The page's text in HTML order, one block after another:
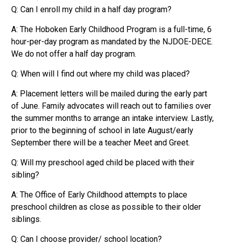
Q: Can I enroll my child in a half day program?
A: The Hoboken Early Childhood Program is a full-time, 6
hour-per-day program as mandated by the NJDOE-DECE.
We do not offer a half day program.
Q: When will I find out where my child was placed?
A: Placement letters will be mailed during the early part
of June. Family advocates will reach out to families over
the summer months to arrange an intake interview. Lastly,
prior to the beginning of school in late August/early
September there will be a teacher Meet and Greet.
Q: Will my preschool aged child be placed with their
sibling?
A: The Office of Early Childhood attempts to place
preschool children as close as possible to their older
siblings.
Q: Can I choose provider/ school location?